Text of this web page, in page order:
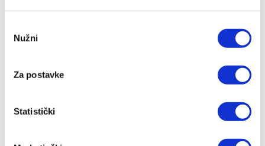
Selection
Nužni
Za postavke
Statistički
VIJESTI
Arena Sport i WWin tim kola: Kiš odlučio